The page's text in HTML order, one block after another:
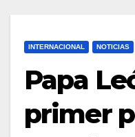
INTERNACIONAL NOTICIAS
Papa
primer